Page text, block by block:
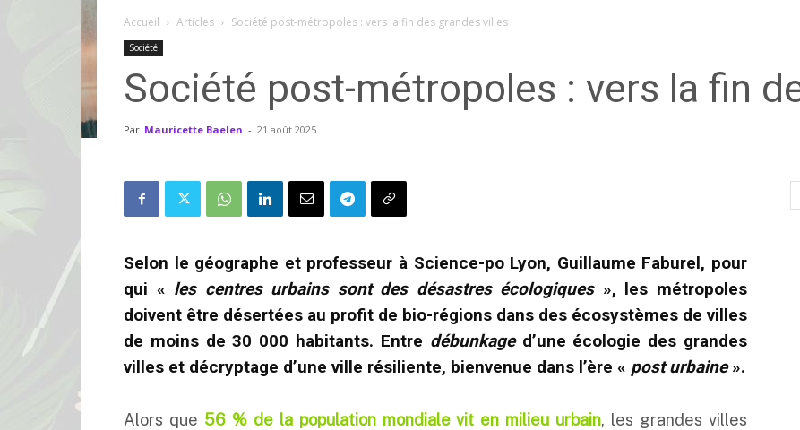
Accueil Articles Société post-métropoles : vers la fin des grandes villes
Société
Société post-métropoles : vers la fin
Par Mauricette Baelen - 21 août 2025
Selon le géographe et professeur à Science-po Lyon, Guillaume Faburel, pour
qui « les centres urbains sont des désastres écologiques», les métropoles
doivent être désertées au profit de bio-régions dans des écosystèmes de villes
de moins de 30 000 habitants. Entre débunkaged’une écologie des grandes
villes et décryptage d’une ville résiliente, bienvenue dans l’ère « post urbaine».
Alors que 56 % de la population mondiale vit en milieu urbain, les grandes villes